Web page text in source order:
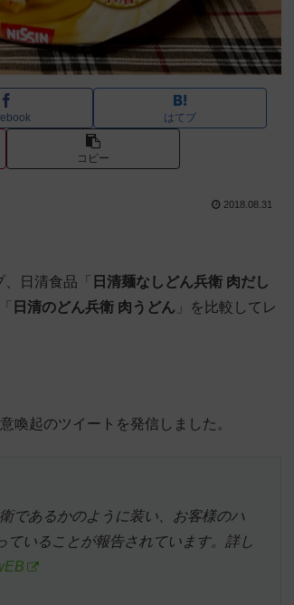
はてブ
コピー
2018.08.31
日清食品「 日清麺なしどん兵衛 肉だし
日清のどん兵衛 肉うどん 」を比較してレ
喚起のツイートを発信しました。
であるかのように装い、お客様のハ
いることが報告されています。詳し